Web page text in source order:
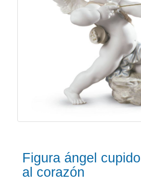
Figura ángel
al corazón